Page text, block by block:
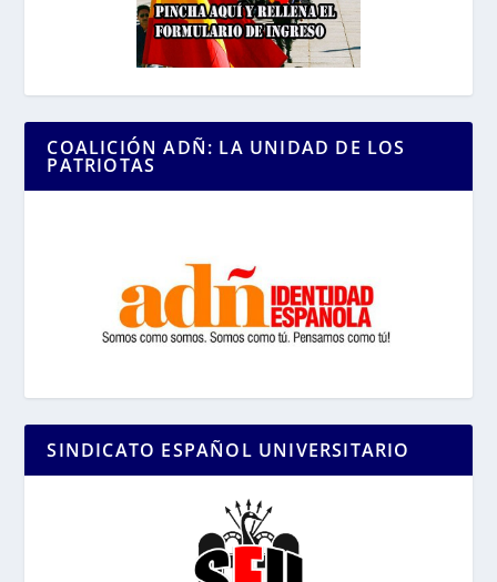
COALICIÓN ADÑ: LA UNIDAD DE LOS
PATRIOTAS
SINDICATO ESPAÑOL UNIVERSITARIO